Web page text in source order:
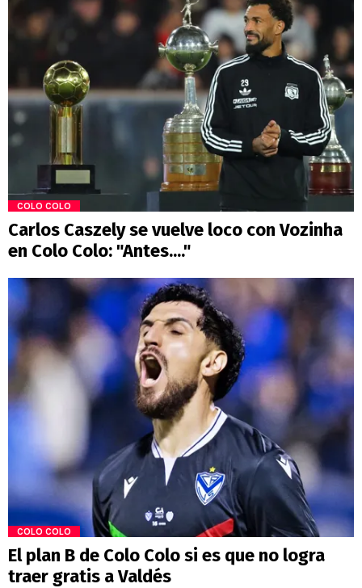
COLO COLO
Carlos Caszely se vuelve loco con Vozinha
en Colo Colo: "Antes...."
COLO COLO
El plan B de Colo Colo si es que no logra
traer gratis a Valdés